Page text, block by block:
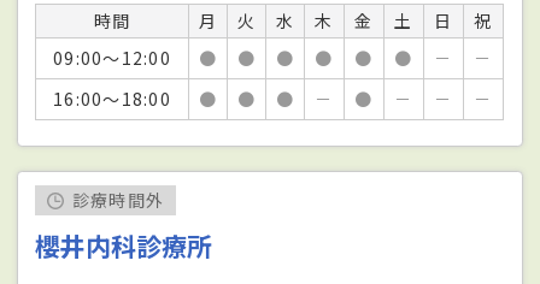
時間 月 火 水 木 金 土 日
祝
09:00～12:00
● ● ● ● ● ● －
－
16:00～18:00
● ● ● － ● － － －
診療時間外
櫻井内科診療所